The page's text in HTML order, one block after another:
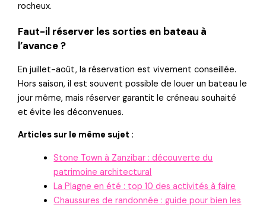
rocheux.
Faut-il réserver les sorties en bateau à
l’avance ?
En juillet-août, la réservation est vivement conseillée.
Hors saison, il est souvent possible de louer un bateau le
jour même, mais réserver garantit le créneau souhaité
et évite les déconvenues.
Articles sur le même sujet :
Stone Town à Zanzibar : découverte du
patrimoine architectural
La Plagne en été : top 10 des activités à faire
Chaussures de randonnée : guide pour bien les